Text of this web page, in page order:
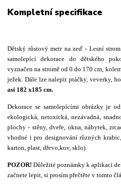
Kompletní specifikace
Dětský růstový metr na zeď - Lesní
samolepící dekorace do dětského
vyznačen na stromě od 0 do 170 cm,
ježek. Dále lze nalepit ptáčky, veverky,
asi 182 x185 cm.
Dekorace se samolepícími obrázky je
ekologická, netoxická, nezávadná,
plochy - stěny, dveře, okna, nábytek,
vhodné i pro designování různých
karton, plast, dřevo,kov, sklo).
POZOR! Důležité poznámky k aplikaci
začnete lepit, si prosím přečtěte v tomto